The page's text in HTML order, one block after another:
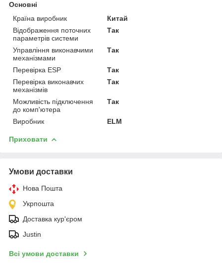
Основні
Країна виробник
Китай
Відображення поточних
параметрів системи
Так
Управління виконавчими
механізмами
Так
Перевірка ESP
Так
Перевірка виконавчих
механізмів
Так
Можливість підключення
до комп'ютера
Так
Виробник ELM
Приховати
Умови доставки
Нова Пошта
Укрпошта
Доставка кур'єром
Justin
Всі умови доставки